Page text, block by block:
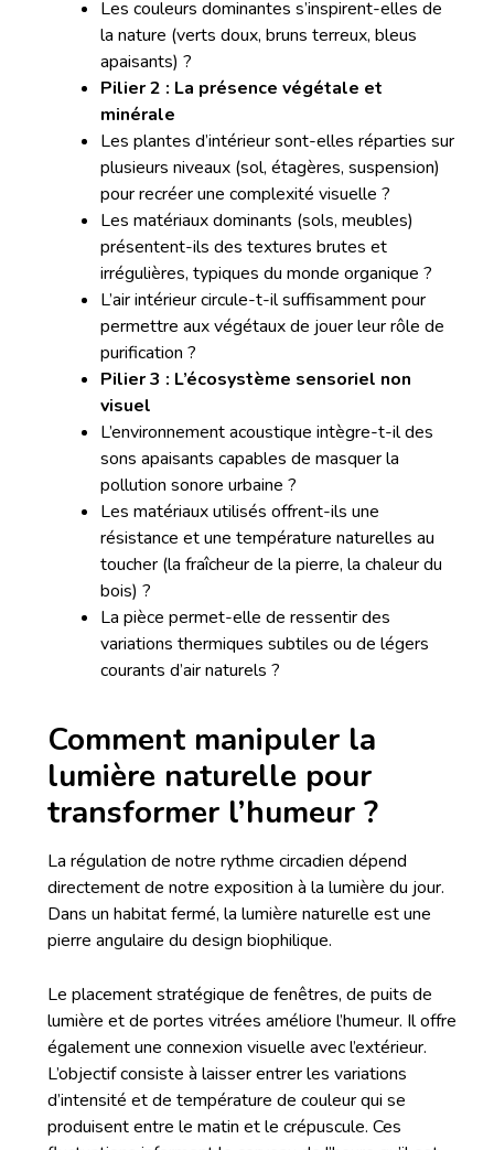
Les couleurs dominantes s’inspirent-elles de
la nature (verts doux, bruns terreux, bleus
apaisants) ?
Pilier 2 : La présence végétale et
minérale
Les plantes d’intérieur sont-elles réparties sur
plusieurs niveaux (sol, étagères, suspension)
pour recréer une complexité visuelle ?
Les matériaux dominants (sols, meubles)
présentent-ils des textures brutes et
irrégulières, typiques du monde organique ?
L’air intérieur circule-t-il suffisamment pour
permettre aux végétaux de jouer leur rôle de
purification ?
Pilier 3 : L’écosystème sensoriel non
visuel
L’environnement acoustique intègre-t-il des
sons apaisants capables de masquer la
pollution sonore urbaine ?
Les matériaux utilisés offrent-ils une
résistance et une température naturelles au
toucher (la fraîcheur de la pierre, la chaleur du
bois) ?
La pièce permet-elle de ressentir des
variations thermiques subtiles ou de légers
courants d’air naturels ?
Comment manipuler la
lumière naturelle pour
transformer l’humeur ?
La régulation de notre rythme circadien dépend
directement de notre exposition à la lumière du jour.
Dans un habitat fermé, la lumière naturelle est une
pierre angulaire du design biophilique.
Le placement stratégique de fenêtres, de puits de
lumière et de portes vitrées améliore l’humeur. Il offre
également une connexion visuelle avec l’extérieur.
L’objectif consiste à laisser entrer les variations
d’intensité et de température de couleur qui se
produisent entre le matin et le crépuscule. Ces